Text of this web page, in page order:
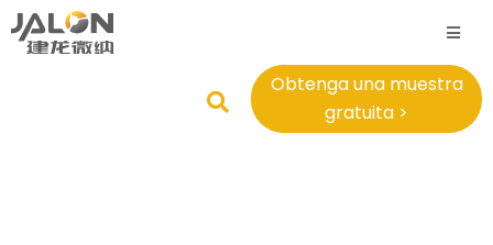
Obtenga una muestra
gratuita >